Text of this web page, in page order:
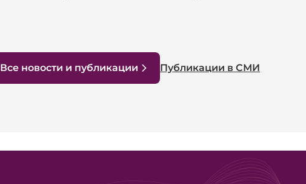
Все новости и публикации Публикации в СМИ